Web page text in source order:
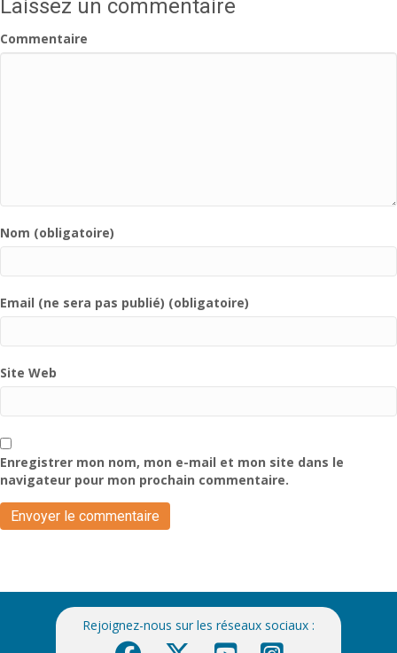
Laissez un commentaire
Commentaire
Nom (obligatoire)
Email (ne sera pas publié) (obligatoire)
Site Web
Enregistrer mon nom, mon e-mail et mon site dans le
navigateur pour mon prochain commentaire.
Rejoignez-nous sur les réseaux sociaux :